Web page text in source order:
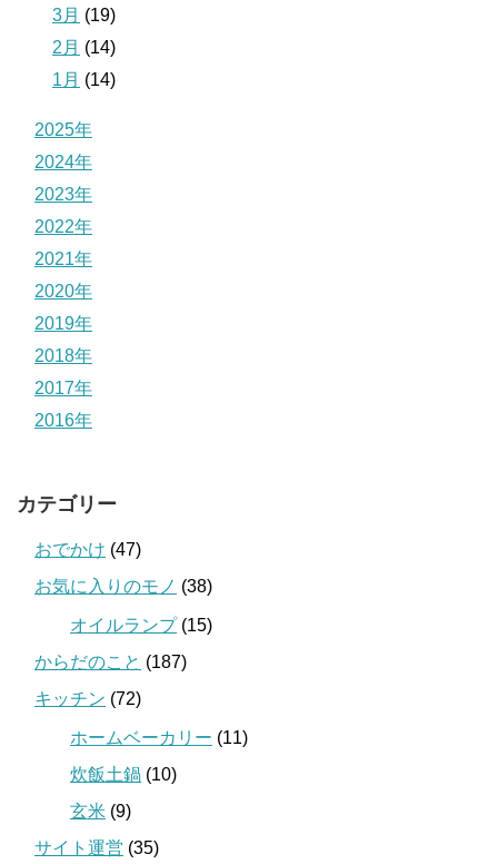
3月 (19)
2月 (14)
1月 (14)
2025年
2024年
2023年
2022年
2021年
2020年
2019年
2018年
2017年
2016年
カテゴリー
おでかけ (47)
お気に入りのモノ (38)
オイルランプ(15)
からだのこと (187)
キッチン (72)
ホームベーカリー (11)
炊飯土鍋 (10)
玄米 (9)
サイト運営 (35)